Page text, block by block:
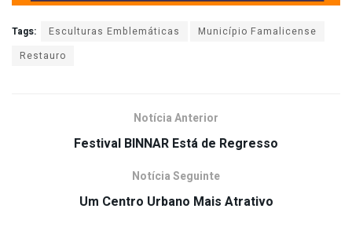
Tags: Esculturas Emblemáticas
Município Famalicense
Restauro
Notícia Anterior
Festival BINNAR Está de Regresso
Notícia Seguinte
Um Centro Urbano Mais Atrativo